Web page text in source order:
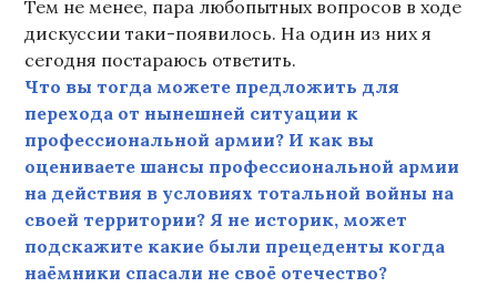
Тем не менее, пара любопытных вопросов в ходе
дискуссии таки-появилось. На один из них я
сегодня постараюсь ответить.
Что вы тогда можете предложить для
перехода от нынешней ситуации к
профессиональной армии? И как вы
оцениваете шансы профессиональной армии
на действия в условиях тотальной войны на
своей территории? Я не историк, может
подскажите какие были прецеденты когда
наёмники спасали не своё отечество?